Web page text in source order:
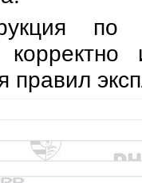
по
правил